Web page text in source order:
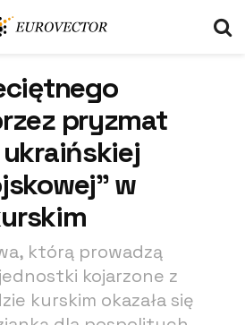
pryzmat
w
którą prowadzą
kojarzone z
kurskim okazała się